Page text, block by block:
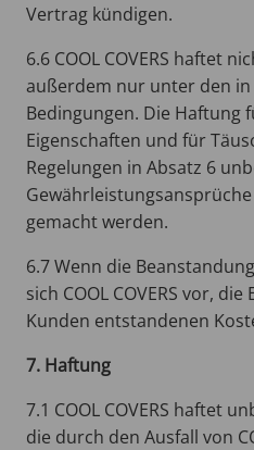
Vertrag kündigen.
6.6 COOL COVERS haftet
außerdem nur unter den in
Bedingungen. Die Haftung
Eigenschaften und für
Regelungen in Absatz 6
gemacht werden.
6.7 Wenn die
sich COOL COVERS vor,
Kunden entstandenen
7. Haftung
7.1 COOL COVERS haftet
die durch den Ausfall von